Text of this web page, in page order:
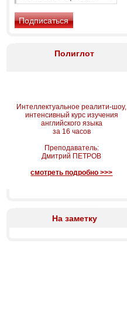
Полиглот
Интеллектуальное реалити-шоу,
интенсивный курс изучения
английского языка
за 16 часов
Преподаватель:
Дмитрий ПЕТРОВ
смотреть подробно >>>
На заметку